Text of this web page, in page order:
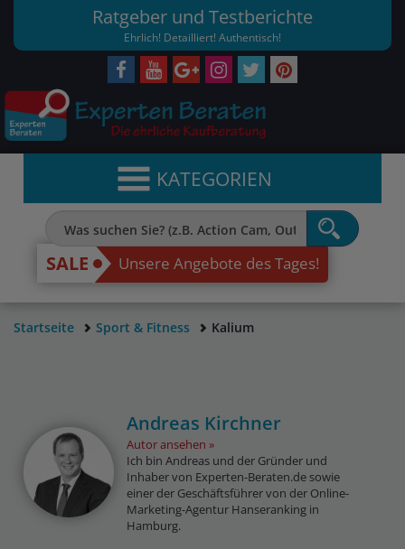
Ratgeber und Testberichte
Ehrlich! Detailliert! Authentisch!
KATEGORIEN
SALE Unsere Angebote des Tages!
Startseite Sport & Fitness Kalium
Andreas Kirchner
Autor ansehen
Ich bin Andreas und der Gründer und
Inhaber von Experten-Beraten.de sowie
einer der Geschäftsführer von der Online-
Marketing-Agentur Hanseranking in
Hamburg.